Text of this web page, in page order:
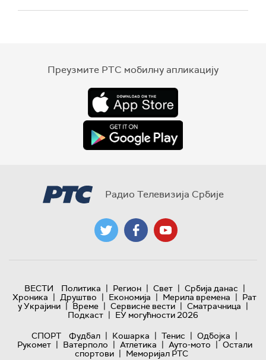
Преузмите РТС мобилну апликацију
Радио Телевизија Србије
ВЕСТИ Политика | Регион | Свет | Србија данас |
Хроника | Друштво | Економија | Мерила времена | Рат
у Украјини | Време | Сервисне вести | Сматрачница |
Подкаст | ЕУ могућности 2026
СПОРТ
Фудбал | Кошарка | Тенис | Одбојка |
Рукомет | Ватерполо | Атлетика | Ауто-мото | Остали
спортови | Меморијал РТС